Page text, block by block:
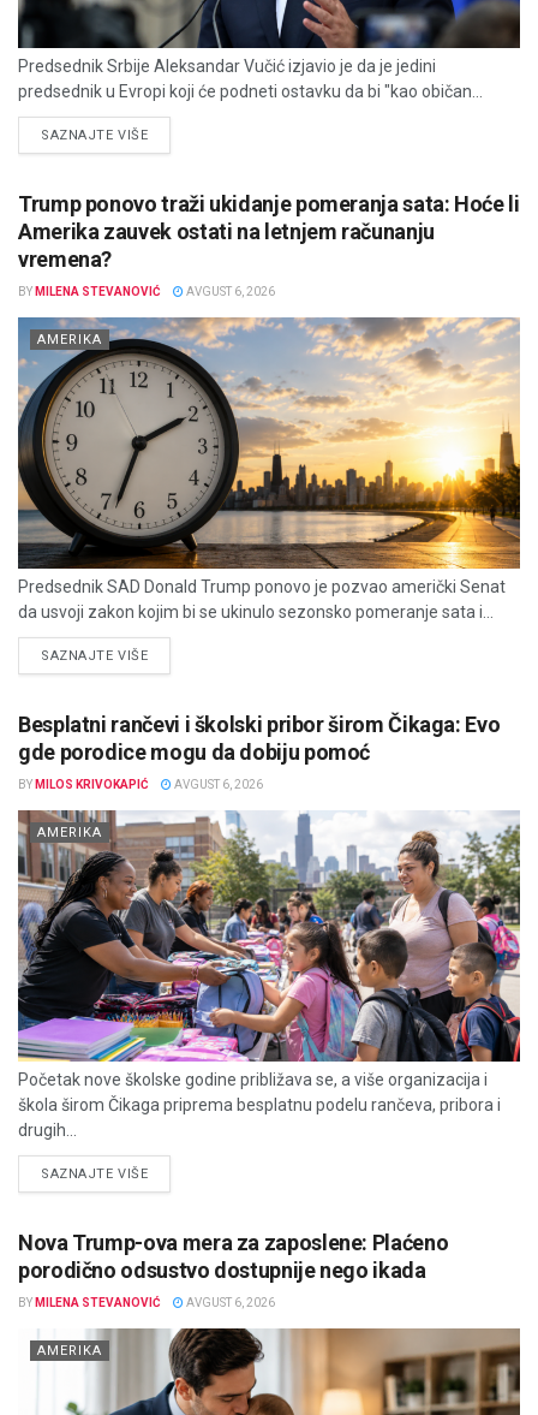
Predsednik Srbije Aleksandar Vučić izjavio je da je jedini
predsednik u Evropi koji će podneti ostavku da bi "kao običan...
SAZNAJTE VIŠEDETAILS
Trump ponovo traži ukidanje pomeranja sata: Hoće li
Amerika zauvek ostati na letnjem računanju
vremena?
BY MILENA STEVANOVIĆ AVGUST 6, 2026
AMERIKA
Predsednik SAD Donald Trump ponovo je pozvao američki Senat
da usvoji zakon kojim bi se ukinulo sezonsko pomeranje sata i...
SAZNAJTE VIŠEDETAILS
Besplatni rančevi i školski pribor širom Čikaga: Evo
gde porodice mogu da dobiju pomoć
BY MILOS KRIVOKAPIĆ AVGUST 6, 2026
AMERIKA
Početak nove školske godine približava se, a više organizacija i
škola širom Čikaga priprema besplatnu podelu rančeva, pribora i
drugih...
SAZNAJTE VIŠEDETAILS
Nova Trump-ova mera za zaposlene: Plaćeno
porodično odsustvo dostupnije nego ikada
BY MILENA STEVANOVIĆ AVGUST 6, 2026
AMERIKA